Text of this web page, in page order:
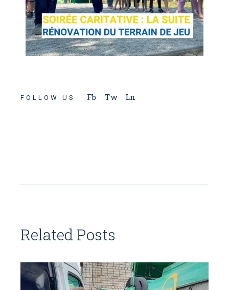
FOLLOW US Fb Tw Ln
Related Posts